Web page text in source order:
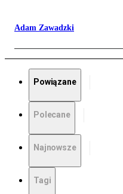
Adam Zawadzki
Powiązane
Polecane
Najnowsze
Tagi